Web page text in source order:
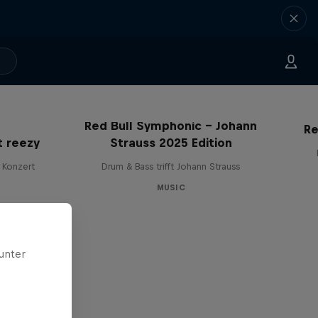
reezy
Konzert
Red Bull Symphonic – Johann
Strauss 2025 Edition
Drum & Bass trifft Johann Strauss
MUSIC